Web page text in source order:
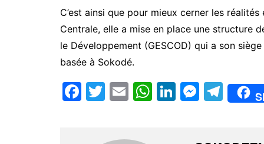
C’est ainsi que pour mieux cerner les
Centrale, elle a mise en place une structure
le Développement (GESCOD) qui a son
basée à Sokodé.
F
T
E
W Li M T
el